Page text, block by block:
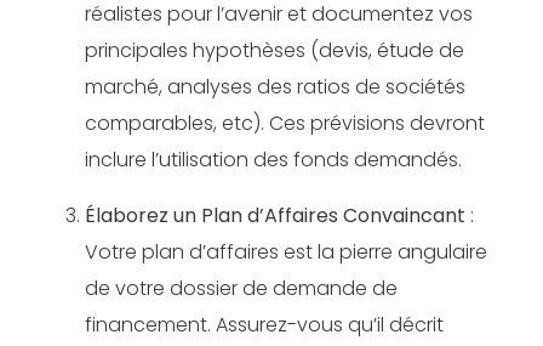
réalistes pour l’avenir et documentez vos
principales hypothèses (devis, étude de
marché, analyses des ratios de sociétés
comparables, etc). Ces prévisions devront
inclure l’utilisation des fonds demandés.
Élaborez un Plan d’Affaires Convaincant :
Votre plan d’affaires est la pierre angulaire
de votre dossier de demande de
financement. Assurez-vous qu’il décrit